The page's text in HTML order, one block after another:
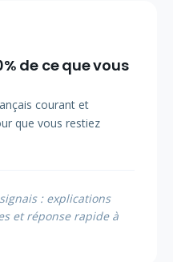
de ce que vous
courant et
que vous restiez
: explications
et réponse rapide à